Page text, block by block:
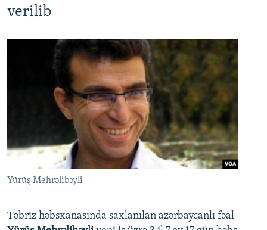
verilib
Yürüş Mehrəlibəyli
Təbriz həbsxanasında saxlanılan azərbaycanlı fəal